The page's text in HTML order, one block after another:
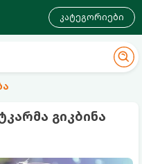
კატეგორიები
გიკბინა